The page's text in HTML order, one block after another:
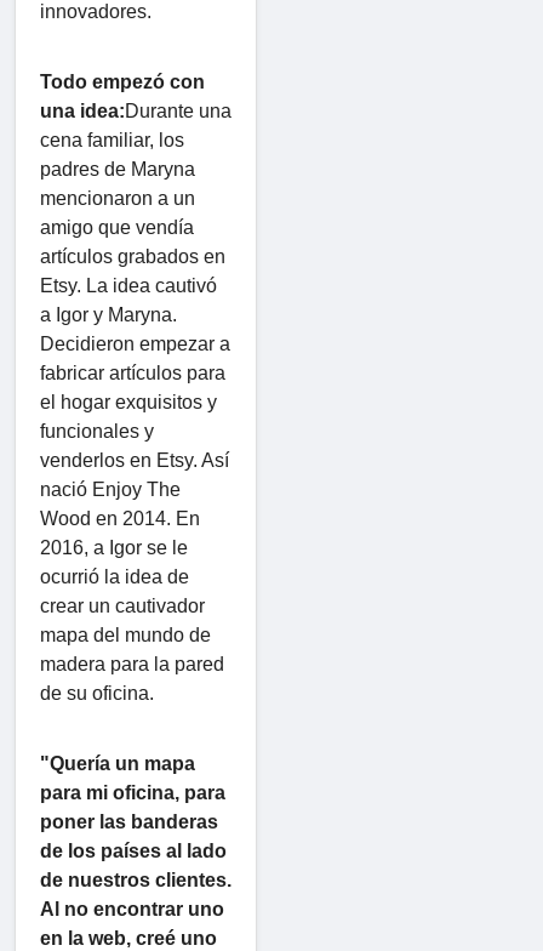
innovadores.
Todo empezó con
una idea:Durante una
cena familiar, los
padres de Maryna
mencionaron a un
amigo que vendía
artículos grabados en
Etsy. La idea cautivó
a Igor y Maryna.
Decidieron empezar a
fabricar artículos para
el hogar exquisitos y
funcionales y
venderlos en Etsy. Así
nació Enjoy The
Wood en 2014. En
2016, a Igor se le
ocurrió la idea de
crear un cautivador
mapa del mundo de
madera para la pared
de su oficina.
"Quería un mapa
para mi oficina, para
poner las banderas
de los países al lado
de nuestros clientes.
Al no encontrar uno
en la web, creé uno